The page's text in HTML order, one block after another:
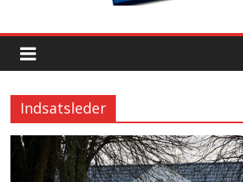
Indsatsleder